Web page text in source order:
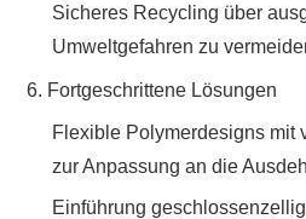
Sicheres Recycling über
Umweltgefahren zu
6. ‌ Fortgeschrittene Lösungen
Flexible Polymerdesigns mit
zur Anpassung an die
Einführung